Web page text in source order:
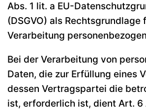
Abs. 1 lit. a EU-
(DSGVO) als Rechtsgrundlage
Verarbeitung
Bei der Verarbeitung von
Daten, die zur Erfüllung eines
dessen Vertragspartei die
ist, erforderlich ist, dient Art. 6